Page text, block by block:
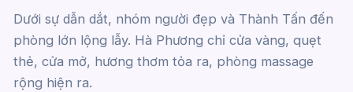
Dưới sự dẫn dắt, nhóm người đẹp và Thành Tấn đến
phòng lớn lộng lẫy. Hà Phương chỉ cửa vàng, quẹt
thẻ, cửa mở, hương thơm tỏa ra, phòng massage
rộng hiện ra.